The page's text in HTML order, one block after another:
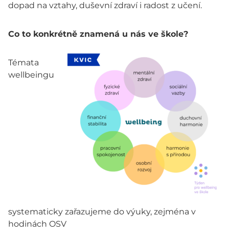
dopad na vztahy, duševní zdraví i radost z učení.
Co to konkrétně znamená u nás ve škole?
Témata
wellbeingu
systematicky zařazujeme do výuky, zejména v
hodinách OSV